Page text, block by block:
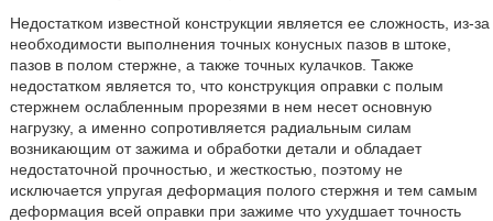
Недостатком известной конструкции является ее сложность, из-за
необходимости выполнения точных конусных пазов в штоке,
пазов в полом стержне, а также точных кулачков. Также
недостатком является то, что конструкция оправки с полым
стержнем ослабленным прорезями в нем несет основную
нагрузку, а именно сопротивляется радиальным силам
возникающим от зажима и обработки детали и обладает
недостаточной прочностью, и жесткостью, поэтому не
исключается упругая деформация полого стержня и тем самым
деформация всей оправки при зажиме что ухудшает точность